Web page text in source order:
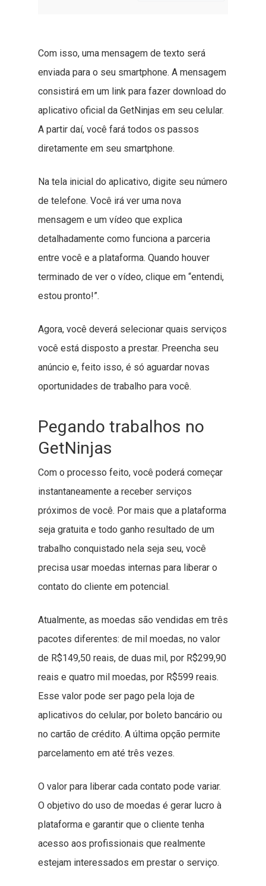
Com isso, uma mensagem de texto será
enviada para o seu smartphone. A mensagem
consistirá em um link para fazer download do
aplicativo oficial da GetNinjas em seu celular.
A partir daí, você fará todos os passos
diretamente em seu smartphone.
Na tela inicial do aplicativo, digite seu número
de telefone. Você irá ver uma nova
mensagem e um vídeo que explica
detalhadamente como funciona a parceria
entre você e a plataforma. Quando houver
terminado de ver o vídeo, clique em “entendi,
estou pronto!”.
Agora, você deverá selecionar quais serviços
você está disposto a prestar. Preencha seu
anúncio e, feito isso, é só aguardar novas
oportunidades de trabalho para você.
Pegando trabalhos no
GetNinjas
Com o processo feito, você poderá começar
instantaneamente a receber serviços
próximos de você. Por mais que a plataforma
seja gratuita e todo ganho resultado de um
trabalho conquistado nela seja seu, você
precisa usar moedas internas para liberar o
contato do cliente em potencial.
Atualmente, as moedas são vendidas em três
pacotes diferentes: de mil moedas, no valor
de R$149,50 reais, de duas mil, por R$299,90
reais e quatro mil moedas, por R$599 reais.
Esse valor pode ser pago pela loja de
aplicativos do celular, por boleto bancário ou
no cartão de crédito. A última opção permite
parcelamento em até três vezes.
O valor para liberar cada contato pode variar.
O objetivo do uso de moedas é gerar lucro à
plataforma e garantir que o cliente tenha
acesso aos profissionais que realmente
estejam interessados em prestar o serviço.